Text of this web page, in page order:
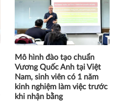
Mô hình đào tạo chuẩn
Vương Quốc Anh tại Việt
Nam, sinh viên có 1 năm
kinh nghiệm làm việc trước
khi nhận bằng